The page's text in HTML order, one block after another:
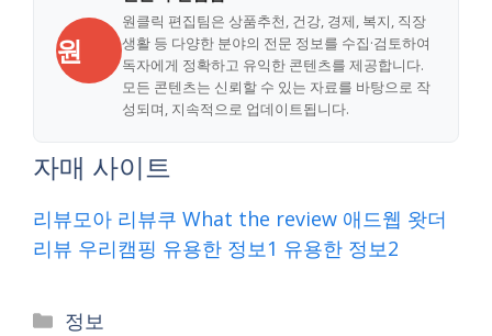
원
원클릭 편집팀은 상품추천, 건강, 경제, 복지, 직장
생활 등 다양한 분야의 전문 정보를 수집·검토하여
독자에게 정확하고 유익한 콘텐츠를 제공합니다.
모든 콘텐츠는 신뢰할 수 있는 자료를 바탕으로 작
성되며, 지속적으로 업데이트됩니다.
자매 사이트
리뷰모아 리뷰쿠 What the review 애드웹 왓더
리뷰 우리캠핑 유용한 정보1 유용한 정보2
Categories
정보